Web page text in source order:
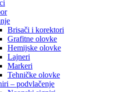
Brisači i korektori
Grafitne olovke
Hemijske olovke
Lajneri
Markeri
Tehničke olovke
– podvlačenje